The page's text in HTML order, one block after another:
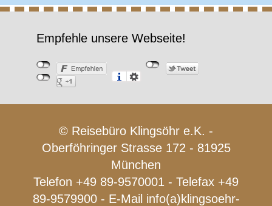
Empfehle unsere Webseite!
© Reisebüro Klingsöhr e.K. -
Oberföhringer Strasse 172 - 81925
München
Telefon +49 89-9570001 - Telefax +49
89-9579900 - E-Mail info(a)klingsoehr-